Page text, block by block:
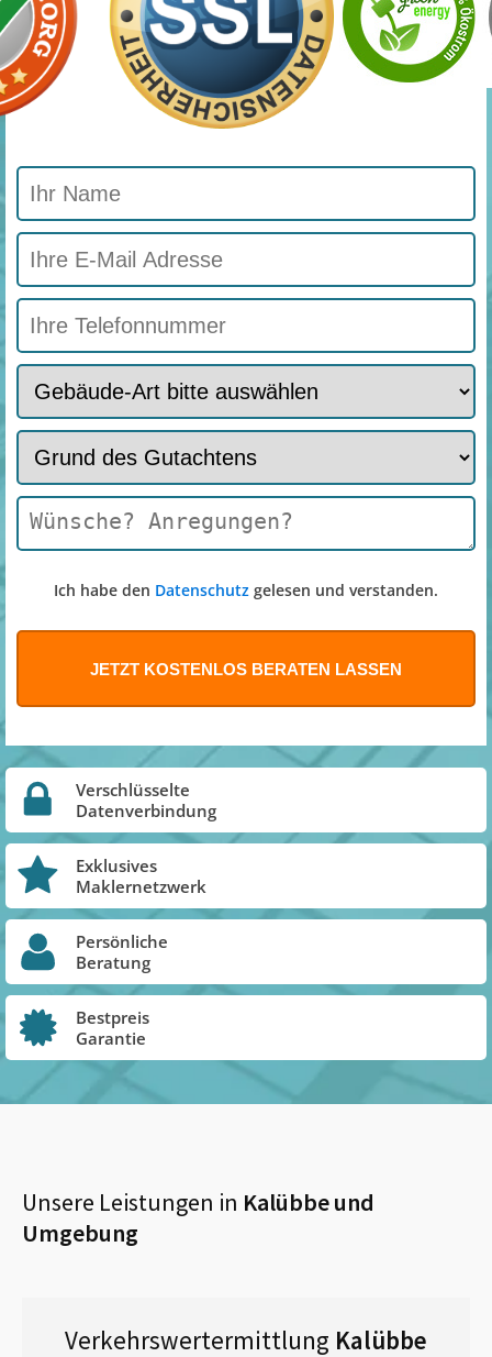
Ich habe den Datenschutz gelesen und verstanden.
Verschlüsselte
Datenverbindung
Exklusives
Maklernetzwerk
Persönliche
Beratung
Bestpreis
Garantie
Unsere Leistungen in Kalübbeund
Umgebung
Verkehrswertermittlung Kalübbe